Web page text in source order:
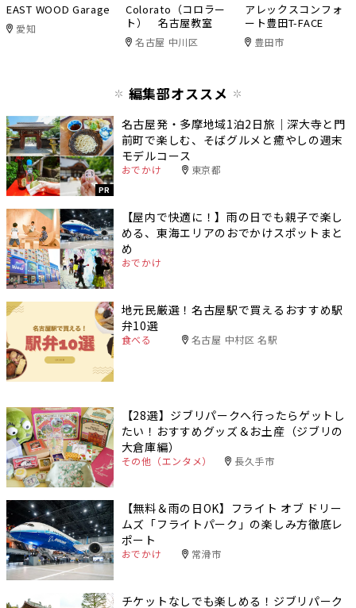
EAST WOOD Garage
愛知
Colorato（コロラー
ト） 名古屋教室
名古屋 中川区
アレックスコンフォ
ート豊田T-FACE
豊田市
編集部オススメ
PR
名古屋発・多摩地域1泊2日旅｜深大寺と門
前町で楽しむ、そばグルメと癒やしの週末
モデルコース
おでかけ 東京都
【屋内で快適に！】雨の日でも親子で楽し
める、東海エリアのおでかけスポットまと
め
おでかけ
地元民厳選！名古屋駅で買えるおすすめ駅
弁10選
食べる 名古屋 中村区 名駅
【28選】ジブリパークへ行ったらゲットし
たい！おすすめグッズ＆お土産（ジブリの
大倉庫編）
その他（エンタメ） 長久手市
【無料＆雨の日OK】フライト オブ ドリー
ムズ「フライトパーク」の楽しみ方徹底レ
ポート
おでかけ 常滑市
チケットなしでも楽しめる！ジブリパーク